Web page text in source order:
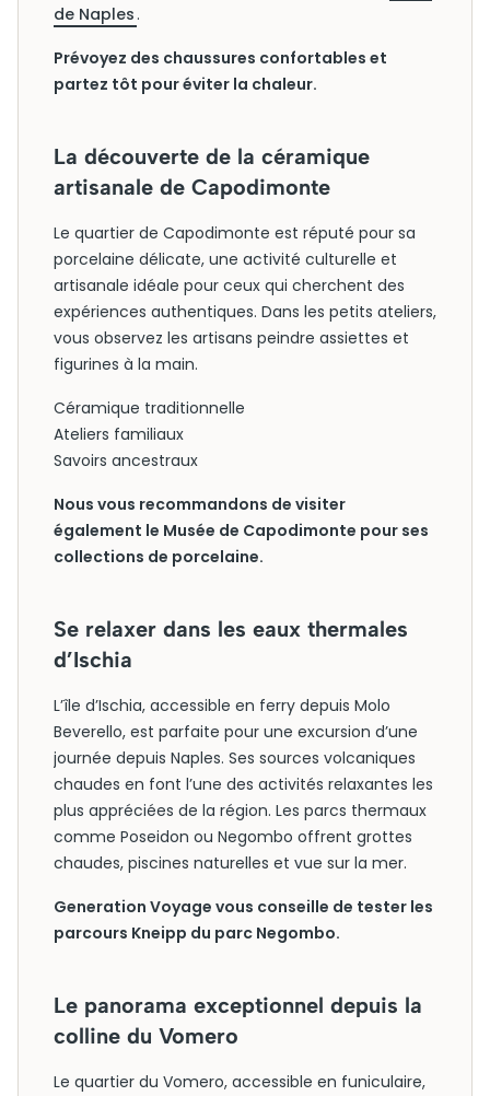
de Naples .
Prévoyez des chaussures confortables et
partez tôt pour éviter la chaleur.
La découverte de la céramique
artisanale de Capodimonte
Le quartier de Capodimonte est réputé pour sa
porcelaine délicate, une activité culturelle et
artisanale idéale pour ceux qui cherchent des
expériences authentiques. Dans les petits ateliers,
vous observez les artisans peindre assiettes et
figurines à la main.
Céramique traditionnelle
Ateliers familiaux
Savoirs ancestraux
Nous vous recommandons de visiter
également le Musée de Capodimonte pour ses
collections de porcelaine.
Se relaxer dans les eaux thermales
d’Ischia
L’île d’Ischia, accessible en ferry depuis Molo
Beverello, est parfaite pour une excursion d’une
journée depuis Naples. Ses sources volcaniques
chaudes en font l’une des activités relaxantes les
plus appréciées de la région. Les parcs thermaux
comme Poseidon ou Negombo offrent grottes
chaudes, piscines naturelles et vue sur la mer.
Generation Voyage vous conseille de tester les
parcours Kneipp du parc Negombo.
Le panorama exceptionnel depuis la
colline du Vomero
Le quartier du Vomero, accessible en funiculaire,